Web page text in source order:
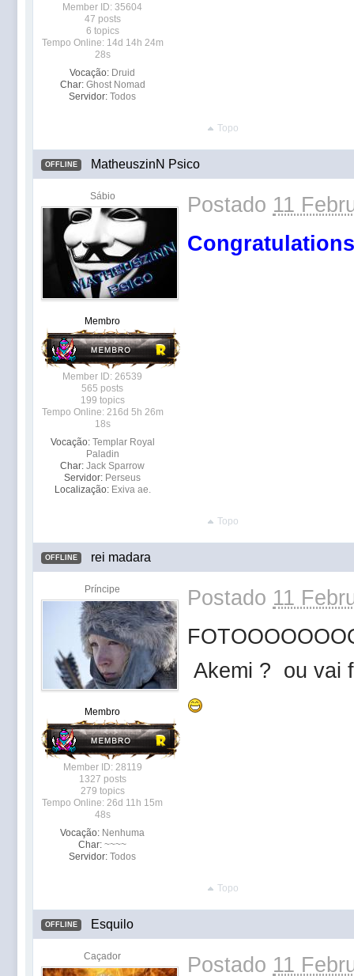
Member ID: 35604
47 posts
6 topics
Tempo Online: 14d 14h 24m
28s
Vocação: Druid
Char: Ghost Nomad
Servidor: Todos
Topo
OFFLINE MatheuszinN Psico
Sábio
Membro
Member ID: 26539
565 posts
199 topics
Tempo Online: 216d 5h 26m
18s
Vocação: Templar Royal
Paladin
Char: Jack Sparrow
Servidor: Perseus
Localização: Exiva ae.
Postado 11
Topo
OFFLINE rei madara
Príncipe
Membro
Member ID: 28119
1327 posts
279 topics
Tempo Online: 26d 11h 15m
48s
Vocação: Nenhuma
Char: ~~~~
Servidor: Todos
Postado 11
Akemi ? ou vai
Topo
OFFLINE Esquilo
Caçador Postado 11